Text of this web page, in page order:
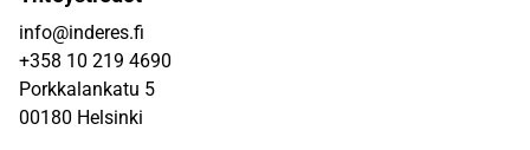
info@inderes.fi
+358 10 219 4690
Porkkalankatu 5
00180 Helsinki